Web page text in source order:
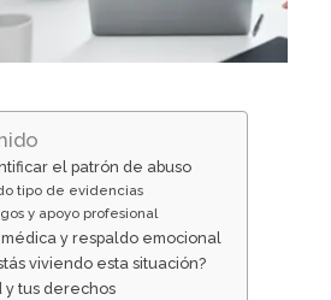
el patrón de abuso
tipo de evidencias
y apoyo profesional
y respaldo emocional
viviendo esta situación?
y tus derechos